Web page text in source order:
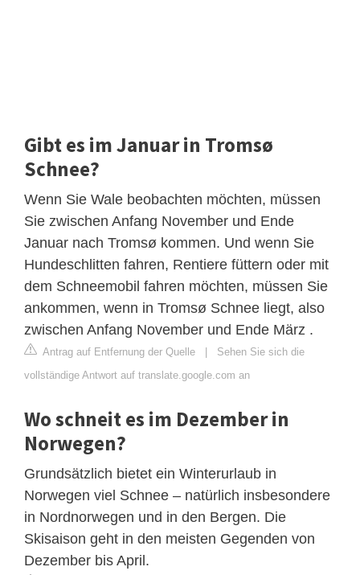
Gibt es im Januar in Tromsø
Schnee?
Wenn Sie Wale beobachten möchten, müssen
Sie zwischen Anfang November und Ende
Januar nach Tromsø kommen. Und wenn Sie
Hundeschlitten fahren, Rentiere füttern oder mit
dem Schneemobil fahren möchten, müssen Sie
ankommen, wenn in Tromsø Schnee liegt, also
zwischen Anfang November und Ende März .
Antrag auf Entfernung der Quelle | Sehen Sie sich die
vollständige Antwort auf translate.google.com an
Wo schneit es im Dezember in
Norwegen?
Grundsätzlich bietet ein Winterurlaub in
Norwegen viel Schnee – natürlich insbesondere
in Nordnorwegen und in den Bergen. Die
Skisaison geht in den meisten Gegenden von
Dezember bis April.